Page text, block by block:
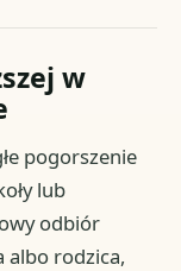
w
pogorszenie
lub
odbiór
albo rodzica,